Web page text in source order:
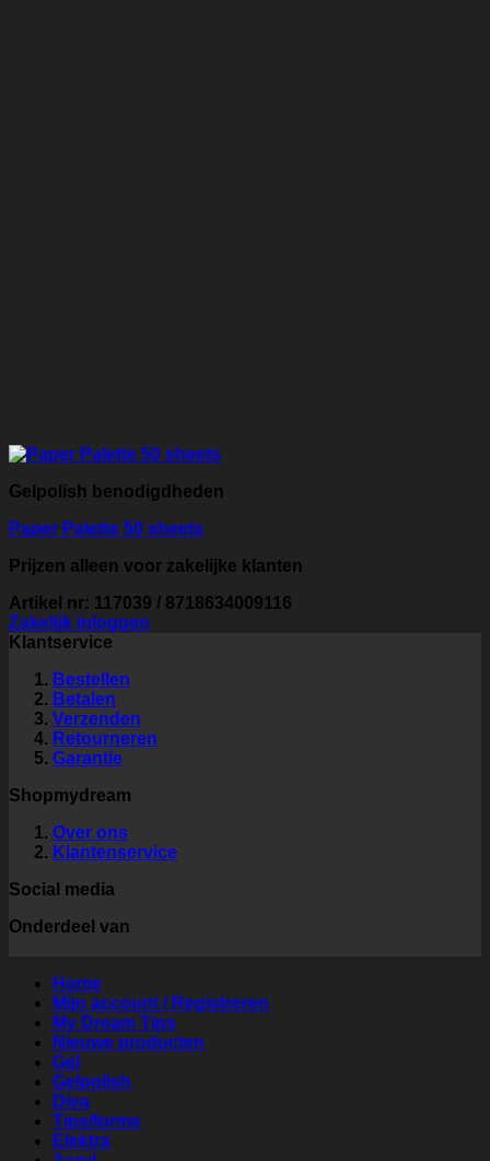
Gelpolish benodigdheden
Paper Palette 50 sheets
Prijzen alleen voor zakelijke klanten
Artikel nr: 117039 / 8718634009116
Zakelijk inloggen
Klantservice
Bestellen
Betalen
Verzenden
Retourneren
Garantie
Shopmydream
Over ons
Klantenservice
Social media
Onderdeel van
Home
Mijn account / Registreren
My Dream Tips
Nieuwe producten
Gel
Gelpolish
Diva
Tips/forms
Elektra